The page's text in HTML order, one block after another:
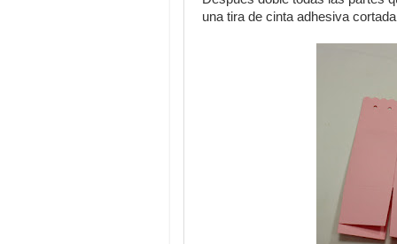
una tira de cinta adhesiva